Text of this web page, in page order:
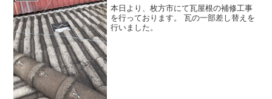
本日より、枚方市にて瓦屋根の補修工事
を行っております。 瓦の一部差し替えを
行いました。